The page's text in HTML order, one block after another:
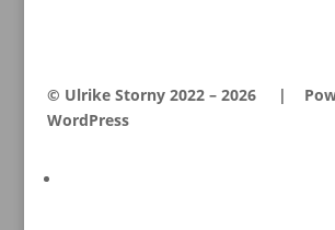
© Ulrike Storny 2022 – 2026 |
WordPress